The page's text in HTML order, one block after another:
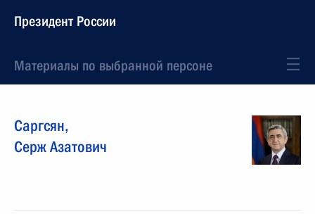
Президент России
Материалы по выбранной персоне
Саргсян,
Серж Азатович